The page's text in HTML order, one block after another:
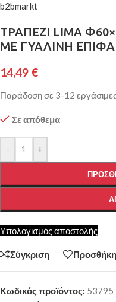
b2bmarkt
ΤΡΑΠΕΖΙ LIMA
ΜΕ ΓΥΑΛΙΝΗ
14,49 €
Παράδοση σε 3-12
Σε απόθεμα
- +
Υπολογισμός αποστολής
Σύγκριση Προσθήκη
Κωδικός προϊόντος: 53795